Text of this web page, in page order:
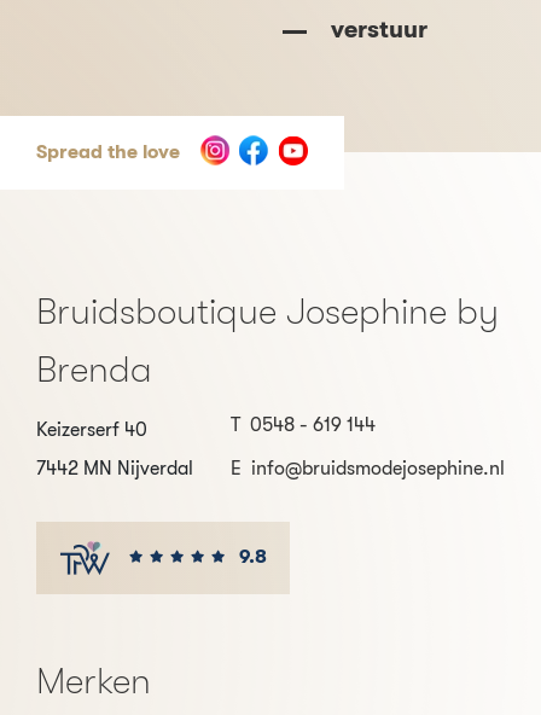
verstuur
Spread the love
Bruidsboutique Josephine by
Brenda
Keizerserf 40
7442 MN Nijverdal
T 0548 - 619 144
E info@bruidsmodejosephine.nl
9.8
Merken